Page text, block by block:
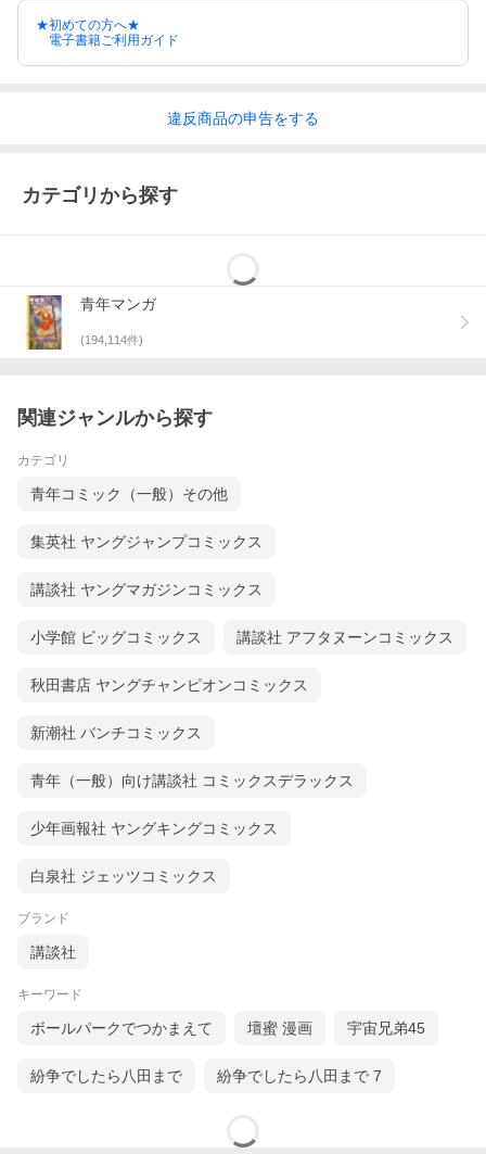
★初めての方へ★
電子書籍ご利用ガイド
違反商品の申告をする
カテゴリから探す
青年マンガ
(194,114件)
関連ジャンルから探す
カテゴリ
青年コミック（一般）その他
集英社 ヤングジャンプコミックス
講談社 ヤングマガジンコミックス
小学館 ビッグコミックス 講談社 アフタヌーンコミックス
秋田書店 ヤングチャンピオンコミックス
新潮社 バンチコミックス
青年（一般）向け講談社 コミックスデラックス
少年画報社 ヤングキングコミックス
白泉社 ジェッツコミックス
ブランド
講談社
キーワード
ボールパークでつかまえて 壇蜜 漫画 宇宙兄弟45
紛争でしたら八田まで 紛争でしたら八田まで 7